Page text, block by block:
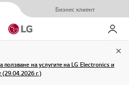
Бизнес клиент
Моят
ползване на услугите на LG Electronics и
(29.04.2026 г.)